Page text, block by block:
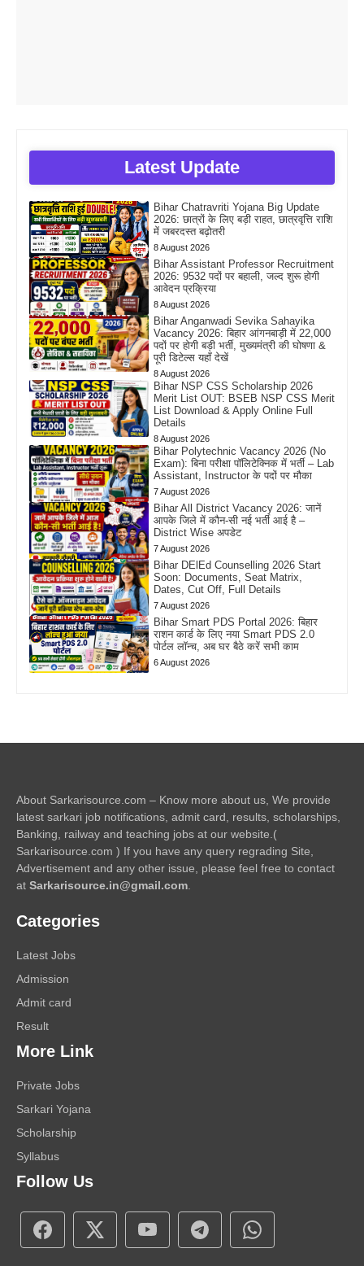
Latest Update
Bihar Chatravriti Yojana Big Update
2026: छात्रों के लिए बड़ी राहत, छात्रवृत्ति राशि
में जबरदस्त बढ़ोतरी
8 August 2026
Bihar Assistant Professor Recruitment
2026: 9532 पदों पर बहाली, जल्द शुरू होगी
आवेदन प्रक्रिया
8 August 2026
Bihar Anganwadi Sevika Sahayika
Vacancy 2026: बिहार आंगनबाड़ी में 22,000
पदों पर होगी बड़ी भर्ती, मुख्यमंत्री की घोषणा &
पूरी डिटेल्स यहाँ देखें
8 August 2026
Bihar NSP CSS Scholarship 2026
Merit List OUT: BSEB NSP CSS Merit
List Download & Apply Online Full
Details
8 August 2026
Bihar Polytechnic Vacancy 2026 (No
Exam): बिना परीक्षा पॉलिटेक्निक में भर्ती – Lab
Assistant, Instructor के पदों पर मौका
7 August 2026
Bihar All District Vacancy 2026: जानें
आपके जिले में कौन-सी नई भर्ती आई है –
District Wise अपडेट
7 August 2026
Bihar DElEd Counselling 2026 Start
Soon: Documents, Seat Matrix,
Dates, Cut Off, Full Details
7 August 2026
Bihar Smart PDS Portal 2026: बिहार
राशन कार्ड के लिए नया Smart PDS 2.0
पोर्टल लॉन्च, अब घर बैठे करें सभी काम
6 August 2026
About Sarkarisource.com – Know more about us, We provide
latest sarkari job notifications, admit card, results, scholarships,
Banking, railway and teaching jobs at our website.(
Sarkarisource.com ) If you have any query regrading Site,
Advertisement and any other issue, please feel free to contact
at Sarkarisource.in@gmail.com
Categories
Latest Jobs
Admission
Admit card
Result
More Link
Private Jobs
Sarkari Yojana
Scholarship
Syllabus
Follow Us